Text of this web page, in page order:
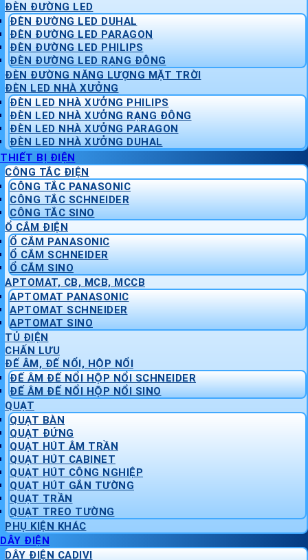
ĐÈN ĐƯỜNG LED
ĐÈN ĐƯỜNG LED DUHAL
ĐÈN ĐƯỜNG LED PARAGON
ĐÈN ĐƯỜNG LED PHILIPS
ĐÈN ĐƯỜNG LED RẠNG ĐÔNG
ĐÈN ĐƯỜNG NĂNG LƯỢNG MẶT TRỜI
ĐÈN LED NHÀ XƯỞNG
ĐÈN LED NHÀ XƯỞNG PHILIPS
ĐÈN LED NHÀ XƯỞNG RẠNG ĐÔNG
ĐÈN LED NHÀ XƯỞNG PARAGON
ĐÈN LED NHÀ XƯỞNG DUHAL
THIẾT BỊ ĐIỆN
CÔNG TẮC ĐIỆN
CÔNG TẮC PANASONIC
CÔNG TẮC SCHNEIDER
CÔNG TẮC SINO
Ổ CẮM ĐIỆN
Ổ CẮM PANASONIC
Ổ CẮM SCHNEIDER
Ổ CẮM SINO
APTOMAT, CB, MCB, MCCB
APTOMAT PANASONIC
APTOMAT SCHNEIDER
APTOMAT SINO
TỦ ĐIỆN
CHẤN LƯU
ĐẾ ÂM, ĐẾ NỔI, HỘP NỔI
ĐẾ ÂM ĐẾ NỔI HỘP NỔI SCHNEIDER
ĐẾ ÂM ĐẾ NỔI HỘP NỔI SINO
QUẠT
QUẠT BÀN
QUẠT ĐỨNG
QUẠT HÚT ÂM TRẦN
QUẠT HÚT CABINET
QUẠT HÚT CÔNG NGHIỆP
QUẠT HÚT GẮN TƯỜNG
QUẠT TRẦN
QUẠT TREO TƯỜNG
PHỤ KIỆN KHÁC
DÂY ĐIỆN
DÂY ĐIỆN CADIVI